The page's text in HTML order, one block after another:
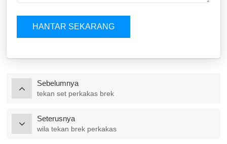
HANTAR SEKARANG
Sebelumnya
tekan set perkakas brek
Seterusnya
wila tekan brek perkakas